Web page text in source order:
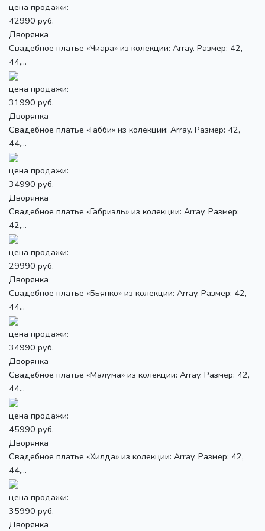
цена продажи:
42990 руб.
Дворянка
Свадебное платье «Чиара» из колекции: Array. Размер: 42,
44,...
цена продажи:
31990 руб.
Дворянка
Свадебное платье «Габби» из колекции: Array. Размер: 42,
44,...
цена продажи:
34990 руб.
Дворянка
Свадебное платье «Габриэль» из колекции: Array. Размер:
42,...
цена продажи:
29990 руб.
Дворянка
Свадебное платье «Бьянко» из колекции: Array. Размер: 42,
44...
цена продажи:
34990 руб.
Дворянка
Свадебное платье «Малума» из колекции: Array. Размер: 42,
44...
цена продажи:
45990 руб.
Дворянка
Свадебное платье «Хилда» из колекции: Array. Размер: 42,
44,...
цена продажи:
35990 руб.
Дворянка